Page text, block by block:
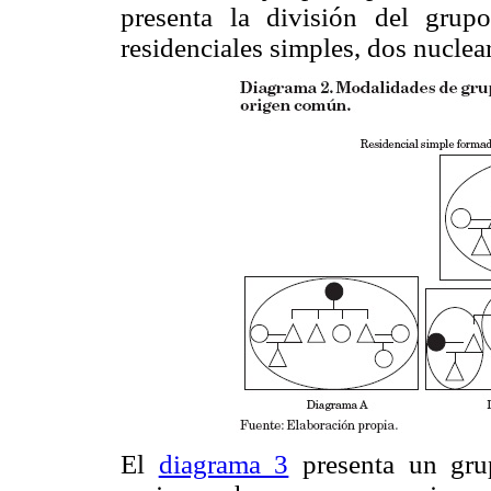
presenta la división del
residenciales simples, dos
El diagrama 3 presenta un